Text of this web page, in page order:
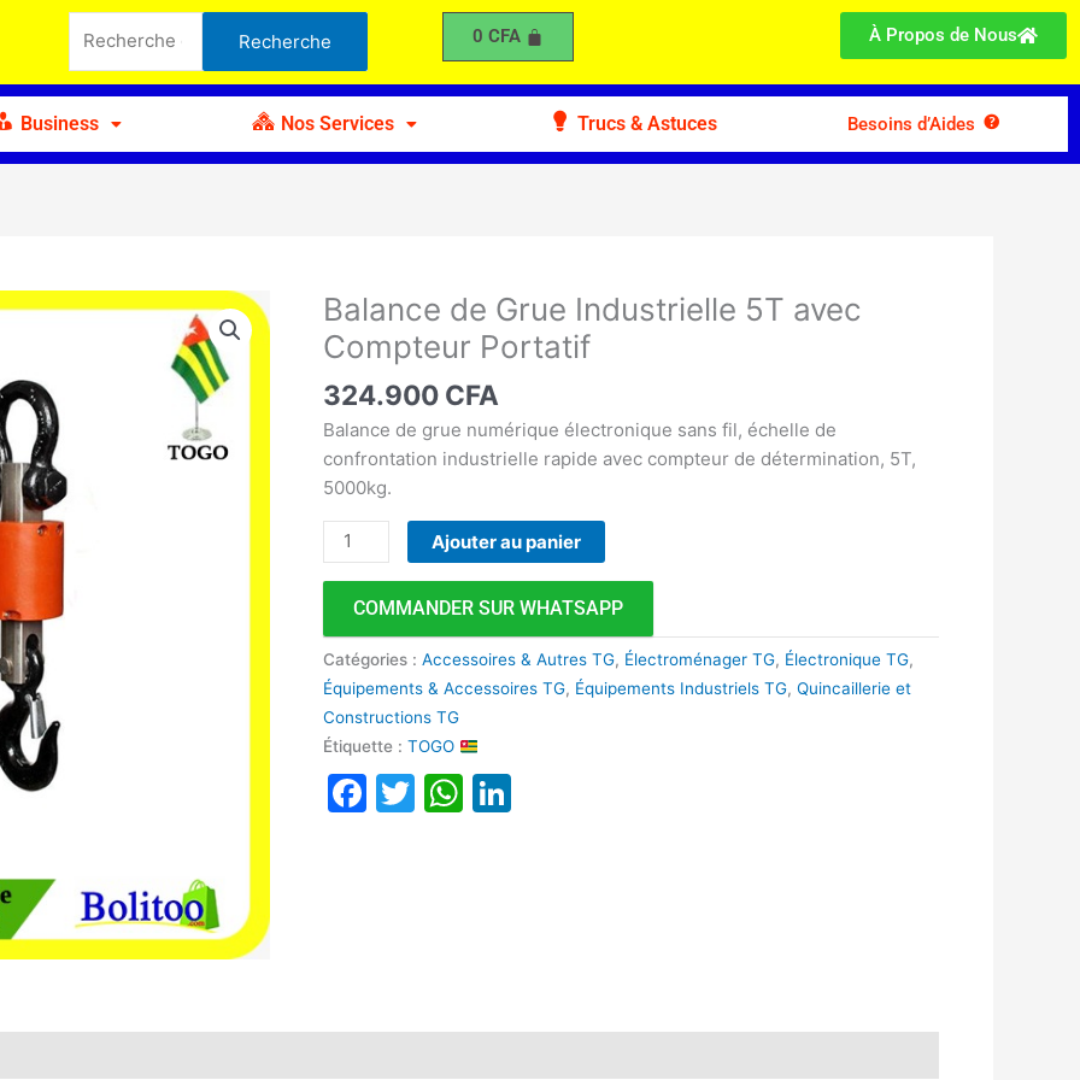
pour :
Recherche 0 CFA À Propos de Nous
Business Nos Services Trucs & Astuces Besoins d’Aides
Balance de Grue Industrielle 5T avec
Compteur Portatif
324.900 CFA
Balance de grue numérique électronique sans fil, échelle de
confrontation industrielle rapide avec compteur de détermination, 5T,
5000kg.
quantité
de
Balance
de
Grue
Industrielle
5T
Compteur
Portatif
Ajouter au panier
COMMANDER SUR WHATSAPP
Catégories :Accessoires & Autres TG, Électroménager TG, Électronique TG,
Équipements & Accessoires TG, Équipements Industriels TG,Quincaillerie et
Constructions TG
Étiquette :TOGO
Facebook
TwitterWhatsApp
5T
avec
Compteur